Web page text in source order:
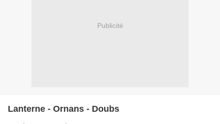
Publicité
Lanterne - Ornans - Doubs